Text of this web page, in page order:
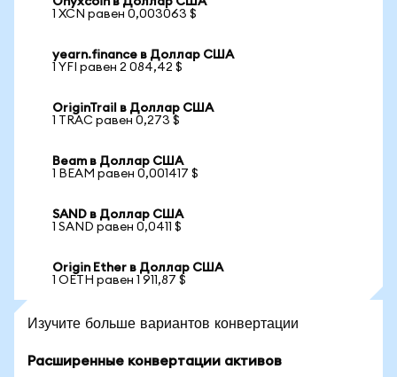
1 XCN равен 0,003063 $
yearn.finance в Доллар США
1 YFI равен 2 084,42 $
OriginTrail в Доллар США
1 TRAC равен 0,273 $
Beam в Доллар США
1 BEAM равен 0,001417 $
SAND в Доллар США
1 SAND равен 0,0411 $
Origin Ether в Доллар США
1 OETH равен 1 911,87 $
Изучите больше вариантов конвертации
Расширенные конвертации активов